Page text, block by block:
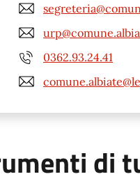
0362.93.24.41
di